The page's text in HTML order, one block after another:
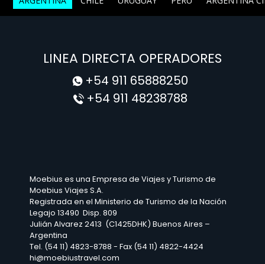
LINEA DIRECTA OPERADORES
+54 911 65888250
+54 911 48238788
Moebius es una Empresa de Viajes y Turismo de
Moebius Viajes S.A.
Registrada en el Ministerio de Turismo de la Nación
Legajo 13490 Disp. 809
Julián Alvarez 2413 (C1425DHK) Buenos Aires –
Argentina
Tel. (54 11) 4823-8788 - Fax (54 11) 4822-4424
hi@moebiustravel.com